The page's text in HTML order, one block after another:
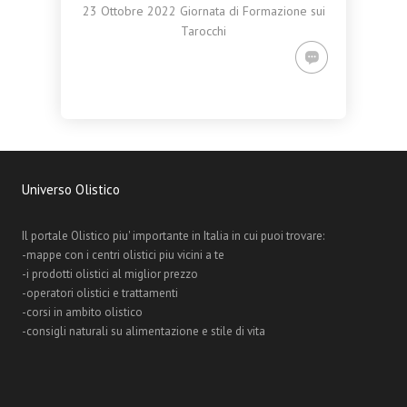
23 Ottobre 2022 Giornata di Formazione sui
Tarocchi
Universo Olistico
Il portale Olistico piu' importante in Italia in cui puoi trovare:
-mappe con i centri olistici piu vicini a te
-i prodotti olistici al miglior prezzo
-operatori olistici e trattamenti
-corsi in ambito olistico
-consigli naturali su alimentazione e stile di vita